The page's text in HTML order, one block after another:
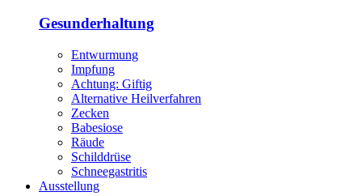
Gesunderhaltung
Entwurmung
Impfung
Achtung: Giftig
Alternative Heilverfahren
Zecken
Babesiose
Räude
Schilddrüse
Schneegastritis
Ausstellung